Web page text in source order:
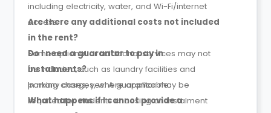
including electricity, water, and Wi-Fi/internet
access.
Are there any additional costs not included
in the rent?
Some optional or additional services may not
be included, such as laundry facilities and
parking charges, where applicable.
Do I need a guarantor to pay in
instalments?
In many cases, yes. A guarantor may be
required for students choosing an instalment
What happens if I cannot provide a